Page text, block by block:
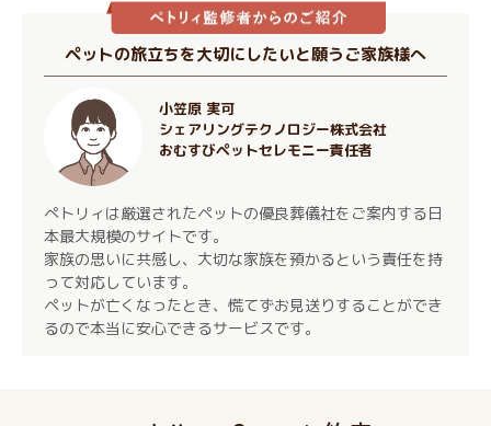
ペットの旅立ちを大切にしたいと願うご家族様へ
小笠原 実可
シェアリングテクノロジー株式会社
おむすびペットセレモニー責任者
ぺトリィは厳選されたペットの優良葬儀社をご案内する日
本最大規模のサイトです。
家族の思いに共感し、大切な家族を預かるという責任を持
って対応しています。
ペットが亡くなったとき、慌てずお見送りすることができ
るので本当に安心できるサービスです。